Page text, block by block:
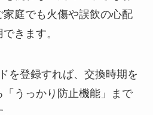
庭でも火傷や誤飲の心配
きます。
を登録すれば、交換時期を
「うっかり防止機能」
まで